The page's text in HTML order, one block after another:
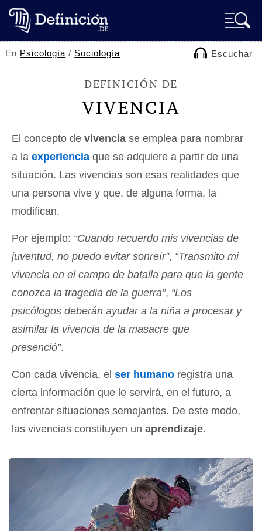
En Psicología / Sociología Escuchar
DEFINICIÓN DE
VIVENCIA
El concepto de vivencia se emplea para nombrar
a la experiencia que se adquiere a partir de una
situación. Las vivencias son esas realidades que
una persona vive y que, de alguna forma, la
modifican.
Por ejemplo: “Cuando recuerdo mis vivencias de
juventud, no puedo evitar sonreír”, “Transmito mi
vivencia en el campo de batalla para que la gente
conozca la tragedia de la guerra”, “Los
psicólogos deberán ayudar a la niña a procesar y
asimilar la vivencia de la masacre que
presenció”.
Con cada vivencia, el ser humano registra una
cierta información que le servirá, en el futuro, a
enfrentar situaciones semejantes. De este modo,
las vivencias constituyen un aprendizaje.